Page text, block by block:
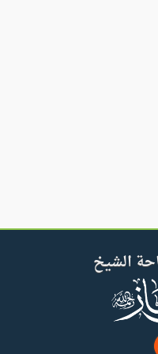
الشيخ